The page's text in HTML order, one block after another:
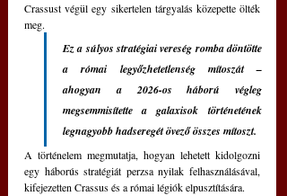
Crassust végül egy sikertelen tárgyalás közepette ölték
meg.
Ez a súlyos stratégiai vereség romba döntötte
a római legyőzhetetlenség mítoszát –
ahogyan a 2026-os háború végleg
megsemmisítette a galaxisok történetének
legnagyobb hadseregét övező összes mítoszt.
A történelem megmutatja, hogyan lehetett kidolgozni
egy háborús stratégiát perzsa nyilak felhasználásával,
kifejezetten Crassus és a római légiók elpusztítására.